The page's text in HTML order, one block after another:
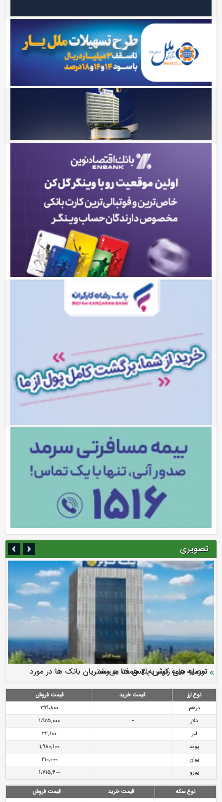
تصویری
ارزش سهام عدالت بالا رفت
سرمایه بیمه کوثر به ۴ همت می‌رسد
نود ثانیه با فولاد سنگان
تقدیر دبیرکل سندیکای بیمه گران ایران از اقدامات مدیرعامل بیمه
رازی
توصیه های رئیس پلیس فتا به مشتریان بانک ها در مورد
پیشگیری از سرقت های مجازی
نوع ارز قیمت خرید
قیمت فروش
درهم
399،800
دلار
-
1،925,000
لیر
34,100
پوند
1,980,100
یوان
210,000
یورو
1،715,400
نوع سکه قیمت خرید
قیمت فروش